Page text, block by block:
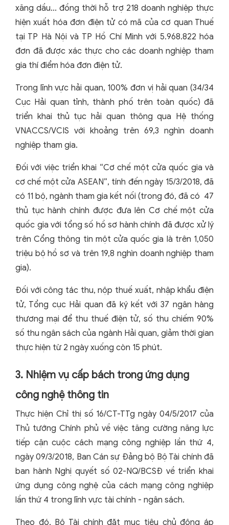
xăng dầu... đồng thời hỗ trợ 218 doanh nghiệp thực
hiện xuất hóa đơn điện tử có mã của cơ quan Thuế
tại TP Hà Nội và TP Hồ Chí Minh với 5.968.822 hóa
đơn đã được xác thực cho các doanh nghiệp tham
gia thí điểm hóa đơn điện tử.
Trong lĩnh vực hải quan, 100% đơn vị hải quan (34/34
Cục Hải quan tỉnh, thành phố trên toàn quốc) đã
triển khai thủ tục hải quan thông qua Hệ thống
VNACCS/VCIS với khoảng trên 69,3 nghìn doanh
nghiệp tham gia.
Đối với việc triển khai “Cơ chế một cửa quốc gia và
cơ chế một cửa ASEAN”, tính đến ngày 15/3/2018, đã
có 11 bộ, ngành tham gia kết nối (trong đó, đã có 47
thủ tục hành chính được đưa lên Cơ chế một cửa
quốc gia với tổng số hồ sơ hành chính đã được xử lý
trên Cổng thông tin một cửa quốc gia là trên 1,050
triệu bộ hồ sơ và trên 19,8 nghìn doanh nghiệp tham
gia).
Đối với công tác thu, nộp thuế xuất, nhập khẩu điện
tử, Tổng cục Hải quan đã ký kết với 37 ngân hàng
thương mại để thu thuế điện tử, số thu chiếm 90%
số thu ngân sách của ngành Hải quan, giảm thời gian
thực hiện từ 2 ngày xuống còn 15 phút.
3. Nhiệm vụ cấp bách trong ứng dụng
công nghệ thông tin
Thực hiện Chỉ thị số 16/CT-TTg ngày 04/5/2017 của
Thủ tướng Chính phủ về việc tăng cường năng lực
tiếp cận cuộc cách mạng công nghiệp lần thứ 4,
ngày 09/3/2018, Ban Cán sự Đảng bộ Bộ Tài chính đã
ban hành Nghị quyết số 02-NQ/BCSĐ về triển khai
ứng dụng công nghệ của cách mạng công nghiệp
lần thứ 4 trong lĩnh vực tài chính - ngân sách.
Theo đó, Bộ Tài chính đặt mục tiêu chủ động áp